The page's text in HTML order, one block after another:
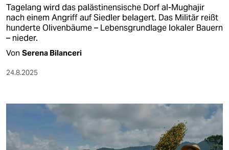
Tagelang wird das palästinensische Dorf al-Mughajir
nach einem Angriff auf Siedler belagert. Das Militär reißt
hunderte Olivenbäume – Lebensgrundlage lokaler Bauern
– nieder.
Von Serena Bilanceri
24.8.2025